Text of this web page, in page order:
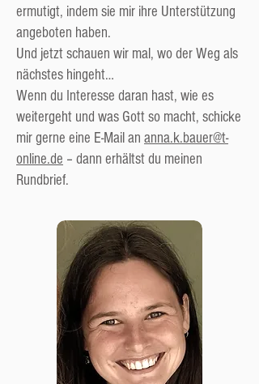
ermutigt, indem sie mir ihre Unterstützung
angeboten haben.
Und jetzt schauen wir mal, wo der Weg als
nächstes hingeht…
Wenn du Interesse daran hast, wie es
weitergeht und was Gott so macht, schicke
mir gerne eine E-Mail an anna.k.bauer@t-
online.de – dann erhältst du meinen
Rundbrief.